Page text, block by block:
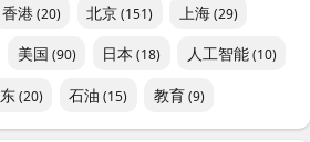
香港(20) 北京(151) 上海(29)
美国 (90) 日本 (18) 人工智能(10)
(20) 石油 (15) 教育(9)